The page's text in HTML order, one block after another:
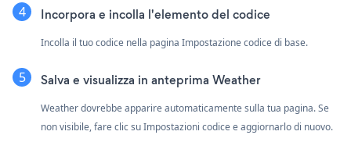
Incorpora e incolla l'elemento del codice
Incolla il tuo codice nella pagina Impostazione codice di base.
Salva e visualizza in anteprima Weather
Weather dovrebbe apparire automaticamente sulla tua pagina. Se
non visibile, fare clic su Impostazioni codice e aggiornarlo di nuovo.